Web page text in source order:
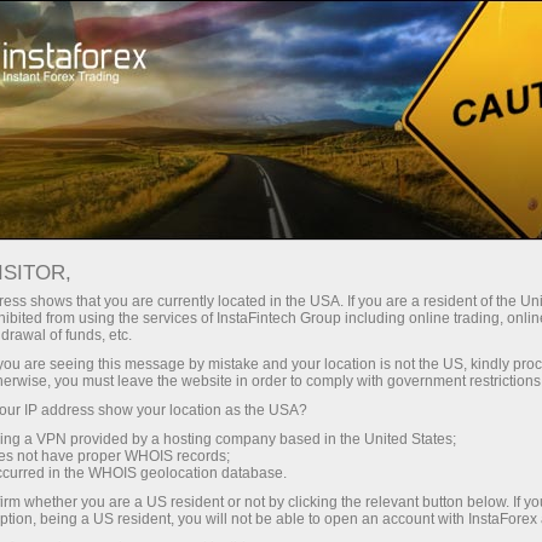
Con InstaForex obtiene acceso a
competitivas: apalancamiento de
hasta 1:5000, unos de los mejores
spreads y comisiones del
mercado, así como condiciones
atractivas para operar con
acciones e índices.
Spreads mínimos
Bono del 30%
en cada depósito
Velocidad
en el trading y en la pista
shows that you are currently located in the USA. If you are a resident of the
from using the services of InstaFintech Group including online trading,
of funds, etc.
are seeing this message by mistake and your location is not the US, kindly
you must leave the website in order to comply with government
IP address show your location as the USA?
a VPN provided by a hosting company based in the United States;
not have proper WHOIS records;
in the WHOIS geolocation database.
whether you are a US resident or not by clicking the relevant button below. If
being a US resident, you will not be able to open an account with InstaForex